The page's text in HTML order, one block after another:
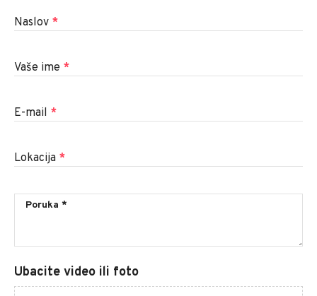
Naslov *
Vaše ime *
E-mail *
Lokacija *
Ubacite video ili foto